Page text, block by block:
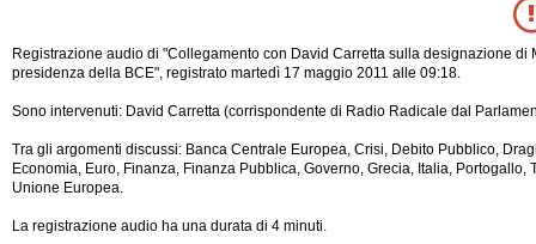
Registrazione audio di "Collegamento con David Carretta sulla designazione di
presidenza della BCE", registrato martedì 17 maggio 2011 alle 09:18.
Sono intervenuti: David Carretta (corrispondente di Radio Radicale dal
Tra gli argomenti discussi: Banca Centrale Europea, Crisi, Debito Pubblico,
Economia, Euro, Finanza, Finanza Pubblica, Governo, Grecia, Italia, Portogallo,
Unione Europea.
La registrazione audio ha una durata di 4 minuti.